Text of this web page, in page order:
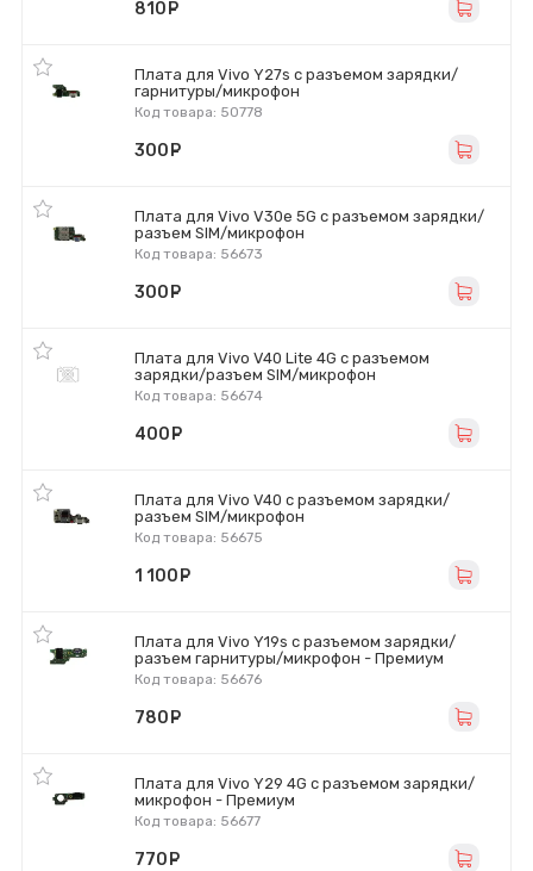
810
Плата для Vivo Y27s с разъемом зарядки/
гарнитуры/микрофон
Код товара: 50778
300
Плата для Vivo V30e 5G с разъемом зарядки/
разъем SIM/микрофон
Код товара: 56673
300
Плата для Vivo V40 Lite 4G с разъемом
зарядки/разъем SIM/микрофон
Код товара: 56674
400
Плата для Vivo V40 с разъемом зарядки/
разъем SIM/микрофон
Код товара: 56675
1 100
Плата для Vivo Y19s с разъемом зарядки/
разъем гарнитуры/микрофон - Премиум
Код товара: 56676
780
Плата для Vivo Y29 4G с разъемом зарядки/
микрофон - Премиум
Код товара: 56677
770